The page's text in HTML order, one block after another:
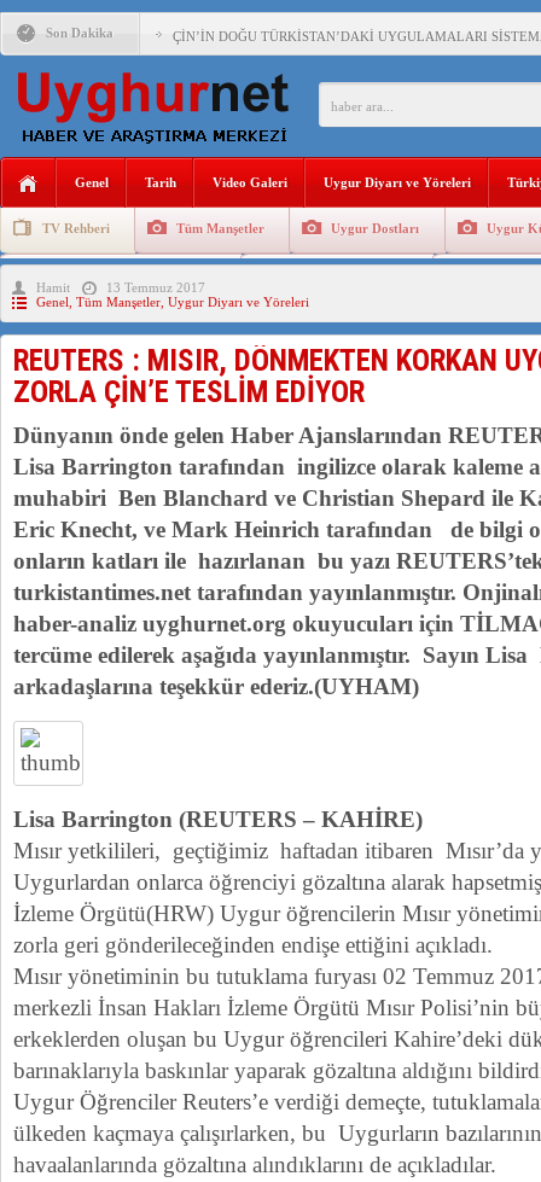
Son Dakika ÇİN’İN DOĞU TÜRKİSTAN’DAKİ UYGULAMALARI
DİYANET AKADEMİSİ BAŞKANI DOÇ.DR.KAAN : DOĞU
ÇİN’İN UYGUR POLİTİKALARINI ÖVEN DİYANET
MHP’DEN URUMÇİ KATLİAMI MESAJİ : 05.07.2009
İŞGALCİ ÇİN’DEN “FETİHLER SULTANI
SAADET PARTİSİ İLÇE BAŞKANI : TEMMUZ AYI,DOĞU
İŞGALCİ ÇİN,DOĞU TÜRKİSTAN’DA EN AZ 143 BİN
Genel Tarih Video Galeri Uygur Diyarı ve Yöreleri
TV Rehberi Tüm Manşetler Uygur Dostları Uygur
Uygurlarda Düğün ve Cenaze
Hamit
13 Temmuz 2017
Genel Tüm Manşetler Uygur Diyarı ve Yöreleri
REUTERS : MISIR, DÖNMEKTEN KORKAN
ZORLA ÇİN’E TESLİM EDİYOR
Dünyanın önde gelen Haber Ajanslarından
Lisa Barrington tarafından ingilizce olarak kaleme
muhabiri Ben Blanchard ve Christian Shepard ile
Eric Knecht, ve Mark Heinrich tarafından de bilgi
onların katları ile hazırlanan bu yazı
turkistantimes.net tarafından yayınlanmıştır.
haber-analiz uyghurnet.org okuyucuları için
tercüme edilerek aşağıda yayınlanmıştır. Sayın
arkadaşlarına teşekkür ederiz.(UYHAM)
Lisa Barrington (REUTERS – KAHİRE)
Mısır yetkilileri, geçtiğimiz haftadan itibaren Mısır’da
Uygurlardan onlarca öğrenciyi gözaltına alarak
İzleme Örgütü(HRW) Uygur öğrencilerin Mısır
zorla geri gönderileceğinden endişe ettiğini açıkladı.
Mısır yönetiminin bu tutuklama furyası 02 Temmuz
merkezli İnsan Hakları İzleme Örgütü Mısır Polisi’nin
erkeklerden oluşan bu Uygur öğrencileri Kahire’deki
barınaklarıyla baskınlar yaparak gözaltına aldığını
Uygur Öğrenciler Reuters’e verdiği demeçte,
ülkeden kaçmaya çalışırlarken, bu Uygurların
havaalanlarında gözaltına alındıklarını de açıkladılar.